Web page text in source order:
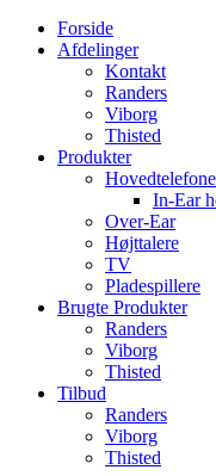
Forside
Afdelinger
Kontakt
Randers
Viborg
Thisted
Produkter
In-Ear
Over-Ear
Højttalere
TV
Pladespillere
Brugte Produkter
Randers
Viborg
Thisted
Tilbud
Randers
Viborg
Thisted